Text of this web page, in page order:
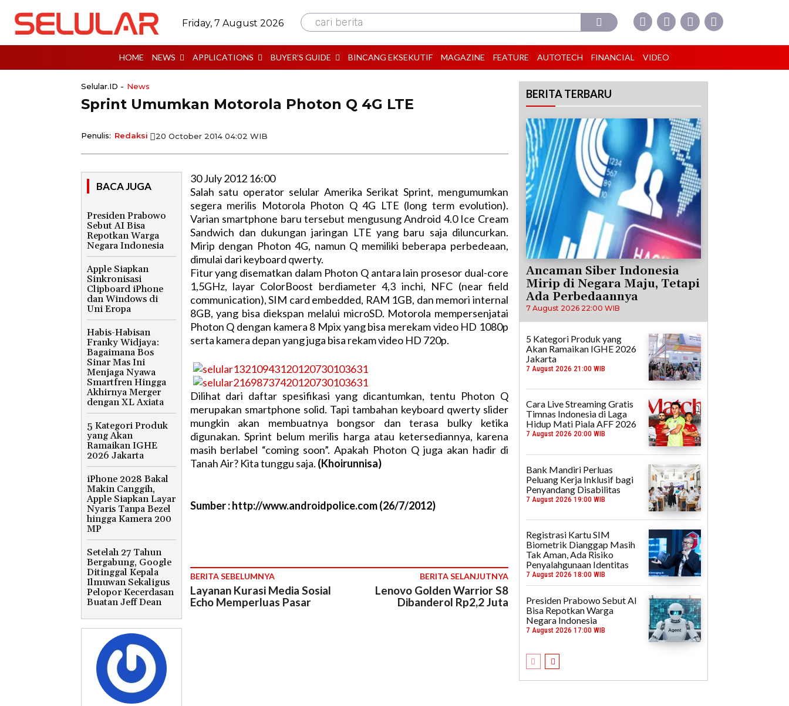
Friday, 7 August 2026 cari berita
HOME NEWS APPLICATIONS BUYER’S GUIDE BINCANG EKSEKUTIF MAGAZINE FEATURE AUTOTECH FINANCIAL VIDEO
Selular.ID - News
Sprint Umumkan Motorola Photon Q 4G LTE
Penulis: Redaksi 20 October 2014 04:02 WIB
BACA JUGA
Presiden Prabowo
Sebut AI Bisa
Repotkan Warga
Negara Indonesia
Apple Siapkan
Sinkronisasi
Clipboard iPhone
dan Windows di
Uni Eropa
Habis-Habisan
Franky Widjaya:
Bagaimana Bos
Sinar Mas Ini
Menjaga Nyawa
Smartfren Hingga
Akhirnya Merger
dengan XL Axiata
5 Kategori Produk
yang Akan
Ramaikan IGHE
2026 Jakarta
iPhone 2028 Bakal
Makin Canggih,
Apple Siapkan Layar
Nyaris Tanpa Bezel
hingga Kamera 200
MP
Setelah 27 Tahun
Bergabung, Google
Ditinggal Kepala
Ilmuwan Sekaligus
Pelopor Kecerdasan
Buatan Jeff Dean
30 July 2012 16:00
Salah satu operator selular Amerika Serikat Sprint, mengumumkan
segera merilis Motorola Photon Q 4G LTE (long term evolution).
Varian smartphone baru tersebut mengusung Android 4.0 Ice Cream
Sandwich dan dukungan jaringan LTE yang baru saja diluncurkan.
Mirip dengan Photon 4G, namun Q memiliki beberapa perbedeaan,
dimulai dari keyboard qwerty.
Fitur yang disematkan dalam Photon Q antara lain prosesor dual-core
1,5GHz, layar ColorBoost berdiameter 4,3 inchi, NFC (near field
communication), SIM card embedded, RAM 1GB, dan memori internal
8GB, yang bisa diekspan melalui microSD. Motorola mempersenjatai
Photon Q dengan kamera 8 Mpix yang bisa merekam video HD 1080p
serta kamera depan yang juga bisa rekam video HD 720p.
Dilihat dari daftar spesifikasi yang dicantumkan, tentu Photon Q
merupakan smartphone solid. Tapi tambahan keyboard qwerty slider
mungkin akan membuatnya bongsor dan terasa bulky ketika
digunakan. Sprint belum merilis harga atau ketersediannya, karena
masih berlabel “coming soon”. Apakah Photon Q juga akan hadir di
Tanah Air? Kita tunggu saja. (Khoirunnisa)
Sumber : http://www.androidpolice.com (26/7/2012)
BERITA SEBELUMNYA
Layanan Kurasi Media Sosial
Echo Memperluas Pasar
BERITA SELANJUTNYA
Lenovo Golden Warrior S8
Dibanderol Rp2,2 Juta
BERITA TERBARU
Ancaman Siber Indonesia
Mirip di Negara Maju, Tetapi
Ada Perbedaannya
7 August 2026 22:00 WIB
5 Kategori Produk yang
Akan Ramaikan IGHE 2026
Jakarta
7 August 2026 21:00 WIB
Cara Live Streaming Gratis
Timnas Indonesia di Laga
Hidup Mati Piala AFF 2026
7 August 2026 20:00 WIB
Bank Mandiri Perluas
Peluang Kerja Inklusif bagi
Penyandang Disabilitas
7 August 2026 19:00 WIB
Registrasi Kartu SIM
Biometrik Dianggap Masih
Tak Aman, Ada Risiko
Penyalahgunaan Identitas
7 August 2026 18:00 WIB
Presiden Prabowo Sebut AI
Bisa Repotkan Warga
Negara Indonesia
7 August 2026 17:00 WIB